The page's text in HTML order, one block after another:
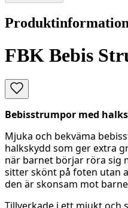
FBK Bebis
Bebisstrumpor med
Mjuka och bekväma
halkskydd som ger extra
när barnet börjar röra sig
sitter skönt på foten utan
den är skonsam mot